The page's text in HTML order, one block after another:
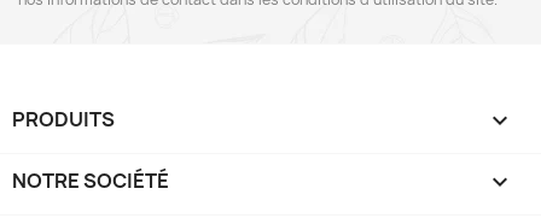
PRODUITS 
NOTRE SOCIÉTÉ 